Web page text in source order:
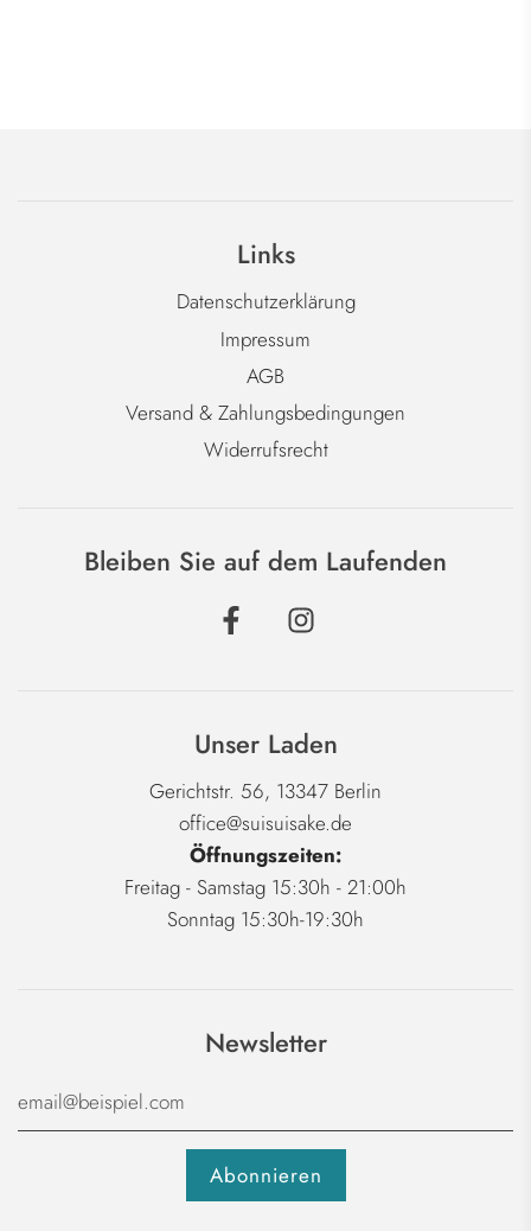
Links
Datenschutzerklärung
Impressum
AGB
Versand & Zahlungsbedingungen
Widerrufsrecht
Bleiben Sie auf dem Laufenden
Unser Laden
Gerichtstr. 56, 13347 Berlin
office@suisuisake.de
Öffnungszeiten:
Freitag - Samstag 15:30h - 21:00h
Sonntag 15:30h-19:30h
Newsletter